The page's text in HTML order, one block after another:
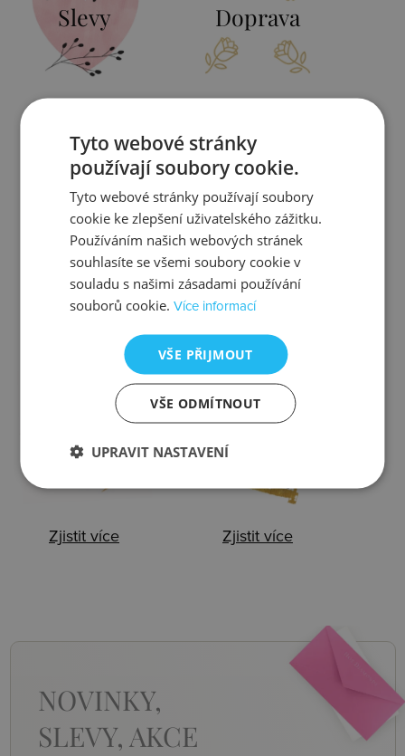
Slevy Doprava
Kontrola Výměna
Zjistit více
Balení
Zjistit více
NOVINKY,
SLEVY, AKCE
Tyto webové stránky
používají soubory cookie.
Tyto webové stránky používají soubory
cookie ke zlepšení uživatelského zážitku.
Používáním našich webových stránek
souhlasíte se všemi soubory cookie v
souladu s našimi zásadami používání
souborů cookie.Více informací
VŠE PŘIJMOUT
VŠE ODMÍTNOUT
UPRAVIT NASTAVENÍ